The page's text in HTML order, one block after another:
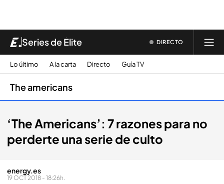
Series de Élite DIRECTO
Lo último A la carta Directo Guía TV
The americans
‘The Americans’: 7 razones para no
perderte una serie de culto
energy.es
19 OCT 2018 - 18:26h.